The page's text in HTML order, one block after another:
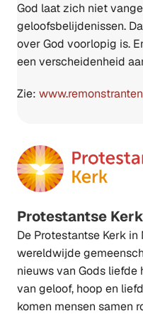
God laat zich niet
geloofsbelijdenissen.
over God voorlopig is.
een verscheidenheid
Zie:
Protestantse
De Protestantse Kerk
wereldwijde
nieuws van Gods liefde
van geloof, hoop en
komen mensen samen